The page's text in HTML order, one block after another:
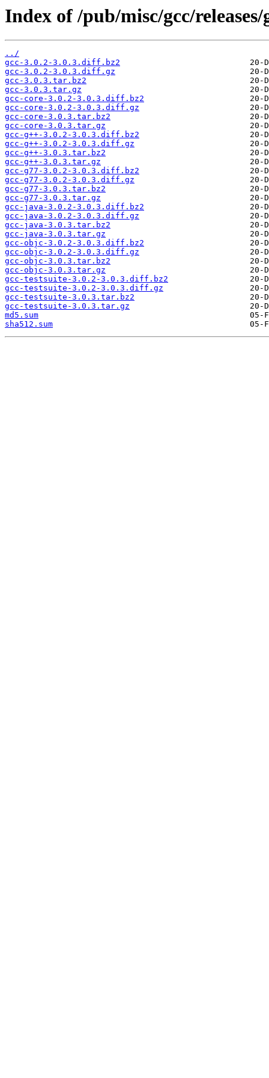
Index of /pub/misc/gcc/releases/
../
gcc-3.0.2-3.0.3.diff.bz2
gcc-3.0.2-3.0.3.diff.gz
gcc-3.0.3.tar.bz2
gcc-3.0.3.tar.gz
gcc-core-3.0.2-3.0.3.diff.bz2
gcc-core-3.0.2-3.0.3.diff.gz
gcc-core-3.0.3.tar.bz2
gcc-core-3.0.3.tar.gz
gcc-g++-3.0.2-3.0.3.diff.bz2
gcc-g++-3.0.2-3.0.3.diff.gz
gcc-g++-3.0.3.tar.bz2
gcc-g++-3.0.3.tar.gz
gcc-g77-3.0.2-3.0.3.diff.bz2
gcc-g77-3.0.2-3.0.3.diff.gz
gcc-g77-3.0.3.tar.bz2
gcc-g77-3.0.3.tar.gz
gcc-java-3.0.2-3.0.3.diff.bz2
gcc-java-3.0.2-3.0.3.diff.gz
gcc-java-3.0.3.tar.bz2
gcc-java-3.0.3.tar.gz
gcc-objc-3.0.2-3.0.3.diff.bz2
gcc-objc-3.0.2-3.0.3.diff.gz
gcc-objc-3.0.3.tar.bz2
gcc-objc-3.0.3.tar.gz
gcc-testsuite-3.0.2-3.0.3.diff.bz2
gcc-testsuite-3.0.2-3.0.3.diff.gz
gcc-testsuite-3.0.3.tar.bz2
gcc-testsuite-3.0.3.tar.gz
md5.sum
sha512.sum